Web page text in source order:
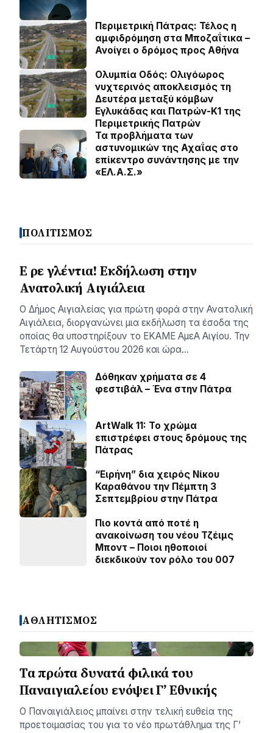
Περιμετρική Πάτρας: Τέλος η
αμφιδρόμηση στα Μποζαΐτικα –
Ανοίγει ο δρόμος προς Αθήνα
Ολυμπία Οδός: Ολιγόωρος
νυχτερινός αποκλεισμός τη
Δευτέρα μεταξύ κόμβων
Εγλυκάδας και Πατρών-Κ1 της
Περιμετρικής Πατρών
Τα προβλήματα των
αστυνομικών της Αχαΐας στο
επίκεντρο συνάντησης με την
«ΕΛ.Α.Σ.»
ΠΟΛΙΤΙΣΜΟΣ
Ε ρε γλέντια! Εκδήλωση στην
Ανατολική Αιγιάλεια
Ο Δήμος Αιγιαλείας για πρώτη φορά στην Ανατολική
Αιγιάλεια, διοργανώνει μια εκδήλωση τα έσοδα της
οποίας θα υποστηρίξουν το ΕΚΑΜΕ ΑμεΑ Αιγίου. Την
Τετάρτη 12 Αυγούστου 2026 και ώρα…
Δόθηκαν χρήματα σε 4
φεστιβάλ – Ένα στην Πάτρα
ArtWalk 11: Το χρώμα
επιστρέφει στους δρόμους της
Πάτρας
“Ειρήνη” δια χειρός Νίκου
Καραθάνου την Πέμπτη 3
Σεπτεμβρίου στην Πάτρα
Πιο κοντά από ποτέ η
ανακοίνωση του νέου Τζέιμς
Μποντ – Ποιοι ηθοποιοί
διεκδικούν τον ρόλο του 007
ΑΘΛΗΤΙΣΜΟΣ
Τα πρώτα δυνατά φιλικά του
Παναιγιαλείου ενόψει Γ’ Εθνικής
Ο Παναιγιάλειος μπαίνει στην τελική ευθεία της
προετοιμασίας του για το νέο πρωτάθλημα της Γ’